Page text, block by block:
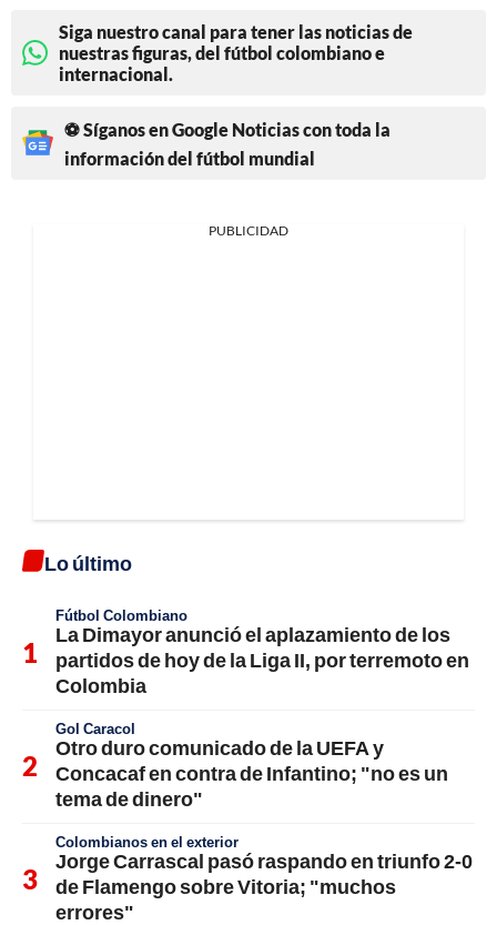
Siga nuestro canal para tener las noticias de
nuestras figuras, del fútbol colombiano e
internacional.
⚽ Síganos en Google Noticias con toda la
información del fútbol mundial
PUBLICIDAD
Lo último
Fútbol Colombiano
La Dimayor anunció el aplazamiento de los
partidos de hoy de la Liga II, por terremoto en
Colombia
Gol Caracol
Otro duro comunicado de la UEFA y
Concacaf en contra de Infantino; "no es un
tema de dinero"
Colombianos en el exterior
Jorge Carrascal pasó raspando en triunfo 2-0
de Flamengo sobre Vitoria; "muchos
errores"